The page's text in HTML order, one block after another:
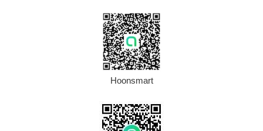
Hoonsmart